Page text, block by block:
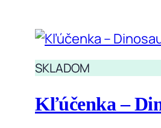
SKLADOM
Kľúčenka –